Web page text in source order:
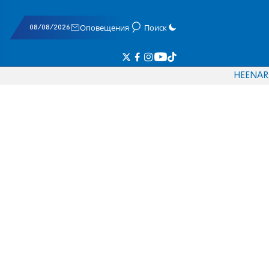
08/08/2026 Оповещения Поиск
HEENAR